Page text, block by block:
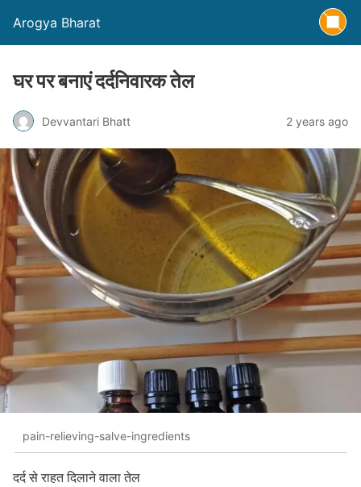
Arogya Bharat
घर पर बनाएं दर्दनिवारक तेल
Devvantari Bhatt 2 years ago
pain-relieving-salve-ingredients
दर्द से राहत दिलाने वाला तेल